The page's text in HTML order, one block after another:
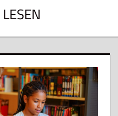
LESEN